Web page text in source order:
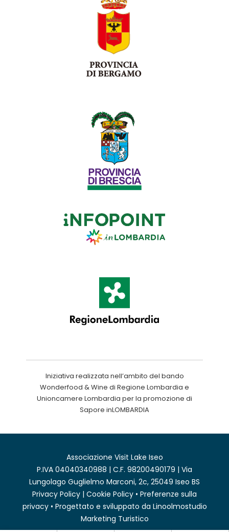
Iniziativa realizzata nell’ambito del bando
Wonderfood & Wine di Regione Lombardia e
Unioncamere Lombardia per la promozione di
Sapore inLOMBARDIA
Associazione Visit Lake Iseo
P.IVA 04040340988 | C.F. 98200490179 | Via
Lungolago Guglielmo Marconi, 2c, 25049 Iseo BS
Privacy Policy | Cookie Policy • Preferenze sulla
privacy• Progettato e sviluppato da Linoolmostudio
Marketing Turistico